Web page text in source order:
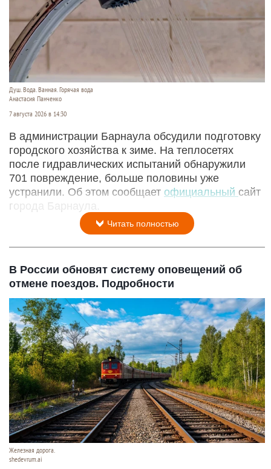
Душ. Вода. Ванная. Горячая вода
Анастасия Панченко
7 августа 2026 в 14:30
В администрации Барнаула обсудили подготовку
городского хозяйства к зиме. На теплосетях
после гидравлических испытаний обнаружили
701 повреждение, больше половины уже
устранили. Об этом сообщает официальный сайт
города Барнаула.
Читать полностью
В России обновят систему оповещений об
отмене поездов. Подробности
Железная дорога.
shedevrum.ai